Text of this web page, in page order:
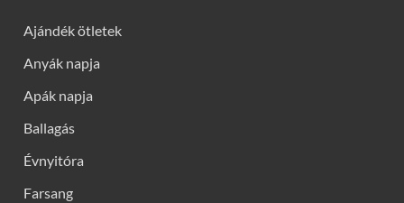
Ajándék ötletek
Anyák napja
Apák napja
Ballagás
Évnyitóra
Farsang